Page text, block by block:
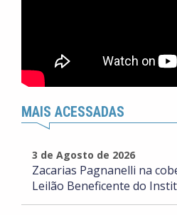
MAIS ACESSADAS
3 de Agosto de 2026
Zacarias Pagnanelli na
Leilão Beneficente do